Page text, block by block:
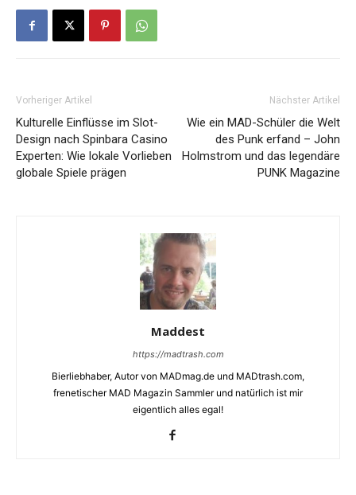
Vorheriger Artikel
Kulturelle Einflüsse im Slot-
Design nach Spinbara Casino
Experten: Wie lokale Vorlieben
globale Spiele prägen
Nächster Artikel
Wie ein MAD-Schüler die Welt
des Punk erfand – John
Holmstrom und das legendäre
PUNK Magazine
Maddest
https://madtrash.com
Bierliebhaber, Autor von MADmag.de und MADtrash.com,
frenetischer MAD Magazin Sammler und natürlich ist mir
eigentlich alles egal!